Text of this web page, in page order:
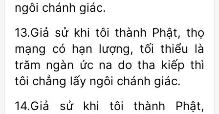
ngôi chánh giác.
13.Giả sử khi tôi thành Phật, thọ
mạng có hạn lượng, tối thiểu là
trăm ngàn ức na do tha kiếp thì
tôi chẳng lấy ngôi chánh giác.
14.Giả sử khi tôi thành Phật,